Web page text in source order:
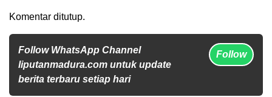
Komentar ditutup.
Follow WhatsApp Channel
liputanmadura.com untuk update
berita terbaru setiap hari
Follow